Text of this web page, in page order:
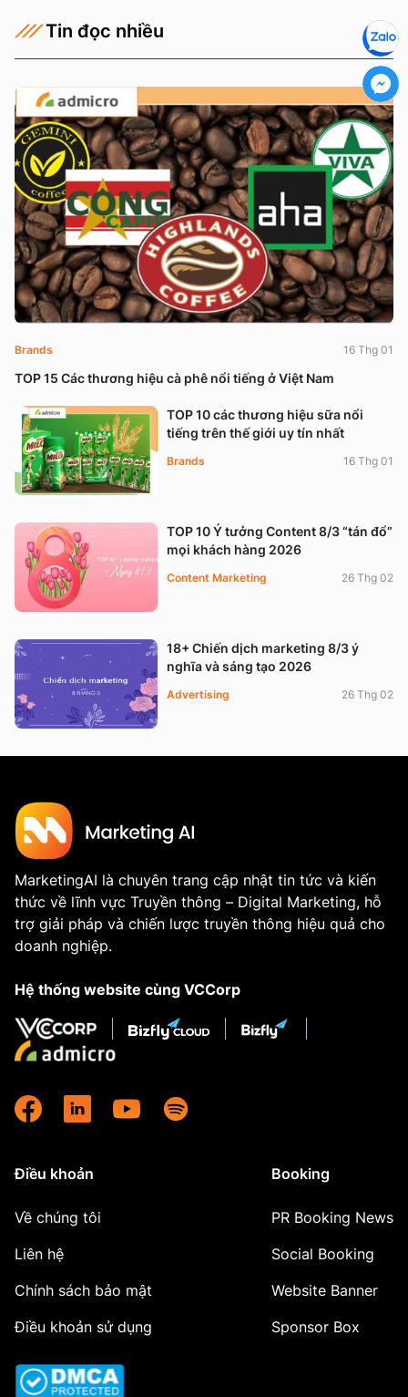
Tin đọc nhiều
TOP 15 Các thương hiệu cà phê nổi tiếng ở Việt Nam
Brands 16 Thg 01
TOP 10 các thương hiệu sữa nổi
tiếng trên thế giới uy tín nhất
Brands 16 Thg 01
TOP 10 Ý tưởng Content 8/3 “tán đổ”
mọi khách hàng 2026
Content Marketing 26 Thg 02
18+ Chiến dịch marketing 8/3 ý
nghĩa và sáng tạo 2026
Advertising 26 Thg 02
MarketingAI là chuyên trang cập nhật tin tức và kiến
thức về lĩnh vực Truyền thông – Digital Marketing, hỗ
trợ giải pháp và chiến lược truyền thông hiệu quả cho
doanh nghiệp.
Hệ thống website cùng VCCorp
Điều khoản
Về chúng tôi
Liên hệ
Chính sách bảo mật
Điều khoản sử dụng
Booking
PR Booking News
Social Booking
Website Banner
Sponsor Box